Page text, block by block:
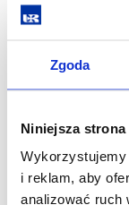
Zgoda
Niniejsza
i reklam, aby
analizować ruch